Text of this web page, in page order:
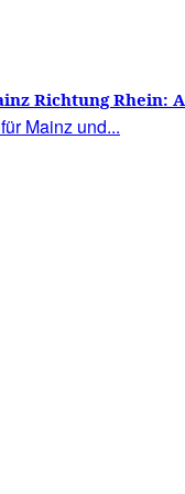
Richtung Rhein:
die Mainzer